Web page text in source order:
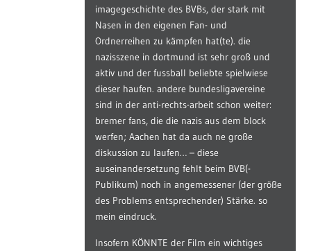
imagegeschichte des BVBs, der stark mit
Nasen in den eigenen Fan- und
Ordnerreihen zu kämpfen hat(te). die
nazisszene in dortmund ist sehr groß und
aktiv und der fussball beliebte spielwiese
dieser haufen. andere bundesligavereine
sind in der anti-rechts-arbeit schon weiter:
bremer fans, die die nazis aus dem block
werfen; Aachen hat da auch ne große
diskussion zu laufen… – diese
auseinandersetzung fehlt beim BVB(-
Publikum) noch in angemessener (der größe
des Problems entsprechender) Stärke. so
mein eindruck.
Insofern KÖNNTE der Film ein wichtiges